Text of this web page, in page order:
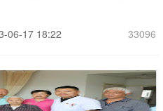
06-17 18:22 33096